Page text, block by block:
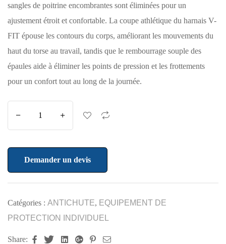
sangles de poitrine encombrantes sont éliminées pour un
ajustement étroit et confortable. La coupe athlétique du harnais V-
FIT épouse les contours du corps, améliorant les mouvements du
haut du torse au travail, tandis que le rembourrage souple des
épaules aide à éliminer les points de pression et les frottements
pour un confort tout au long de la journée.
Demander un devis
Catégories : ANTICHUTE, EQUIPEMENT DE
PROTECTION INDIVIDUEL
Share: FacebookTwitterLinkedinGoogle+Pinterest